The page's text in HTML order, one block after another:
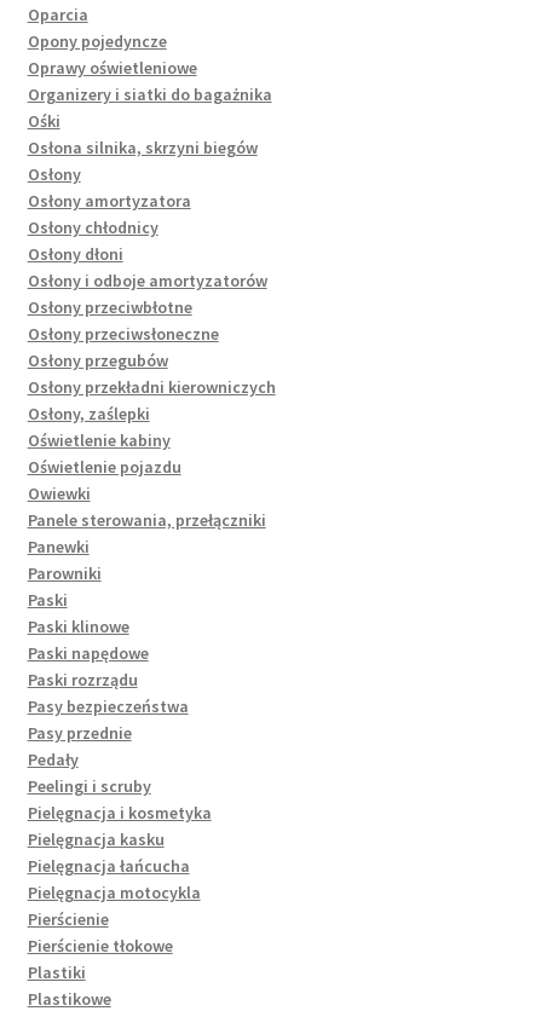
Oparcia
Opony pojedyncze
Oprawy oświetleniowe
Organizery i siatki do bagażnika
Ośki
Osłona silnika, skrzyni biegów
Osłony
Osłony amortyzatora
Osłony chłodnicy
Osłony dłoni
Osłony i odboje amortyzatorów
Osłony przeciwbłotne
Osłony przeciwsłoneczne
Osłony przegubów
Osłony przekładni kierowniczych
Osłony, zaślepki
Oświetlenie kabiny
Oświetlenie pojazdu
Owiewki
Panele sterowania, przełączniki
Panewki
Parowniki
Paski
Paski klinowe
Paski napędowe
Paski rozrządu
Pasy bezpieczeństwa
Pasy przednie
Pedały
Peelingi i scruby
Pielęgnacja i kosmetyka
Pielęgnacja kasku
Pielęgnacja łańcucha
Pielęgnacja motocykla
Pierścienie
Pierścienie tłokowe
Plastiki
Plastikowe